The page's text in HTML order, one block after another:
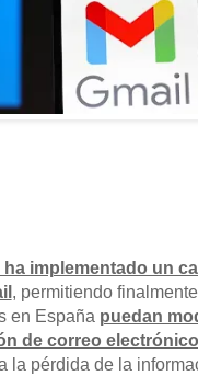
ha implementado un
, permitiendo
en España puedan
de correo electrónico
la pérdida de la